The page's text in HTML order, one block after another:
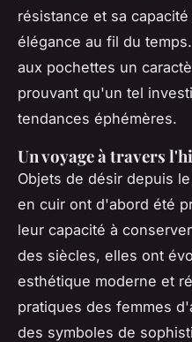
résistance et sa
élégance au fil du
aux pochettes un
prouvant qu'un tel
tendances éphémères.
Un voyage à travers
Objets de désir depuis
en cuir ont d'abord été
leur capacité à
des siècles, elles ont
esthétique moderne et
pratiques des femmes
des symboles de